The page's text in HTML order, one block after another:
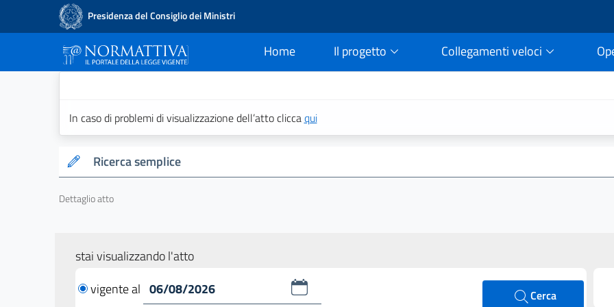
Presidenza del Consiglio dei Ministri
Home
current Il progetto Collegamenti veloci
In caso di problemi di visualizzazione dell’atto cliccaqui
Ricerca semplice
Dettaglio atto
stai visualizzando l'atto
vigente al
Cerca